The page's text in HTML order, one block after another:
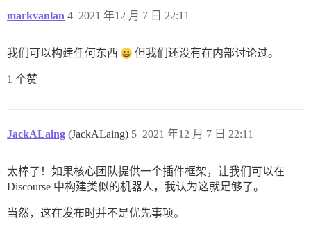
markvanlan 2021 年12 月 7 日 22:11
4
我们可以构建任何东西 但我们还没有在内部讨论过。
1 个赞
JackALaing (JackALaing) 2021 年12 月 7 日 22:11
5
太棒了！如果核心团队提供一个插件框架，让我们可以在
Discourse 中构建类似的机器人，我认为这就足够了。
当然，这在发布时并不是优先事项。